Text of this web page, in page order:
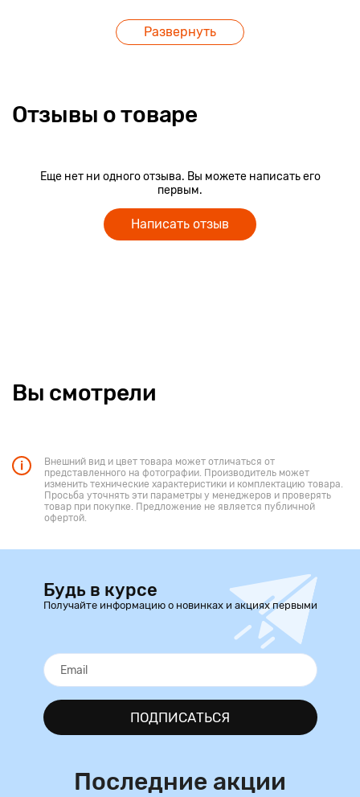
Развернуть
Отзывы о товаре
Еще нет ни одного отзыва. Вы можете написать его
первым.
Написать отзыв
Вы смотрели
Внешний вид и цвет товара может отличаться от
представленного на фотографии. Производитель может
изменить технические характеристики и комплектацию товара.
Просьба уточнять эти параметры у менеджеров и проверять
товар при покупке. Предложение не является публичной
офертой.
Будь в курсе
Получайте информацию о новинках и акциях первыми
ПОДПИСАТЬСЯ
Последние акции